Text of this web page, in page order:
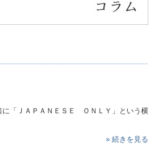
に「ＪＡＰＡＮＥＳＥ ＯＮＬＹ」という横
» 続きを見る